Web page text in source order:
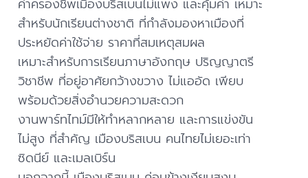
ค่าครองชีพเมืองบริสเบนไม่แพง และคุ้มค่า เหมาะ
สำหรับนักเรียนต่างชาติ ที่กำลังมองหาเมืองที่
ประหยัดค่าใช้จ่าย ราคาที่สมเหตุสมผล
เหมาะสำหรับการเรียนภาษาอังกฤษ ปริญญาตรี
วิชาชีพ ที่อยู่อาศัยกว้างขวาง ไม่แออัด เพียบ
พร้อมด้วยสิ่งอำนวยความสะดวก
งานพาร์ทไทม์มีให้ทำหลากหลาย และการแข่งขัน
ไม่สูง ที่สำคัญ เมืองบริสเบน คนไทยไม่เยอะเท่า
ซิดนีย์ และเมลเบิร์น